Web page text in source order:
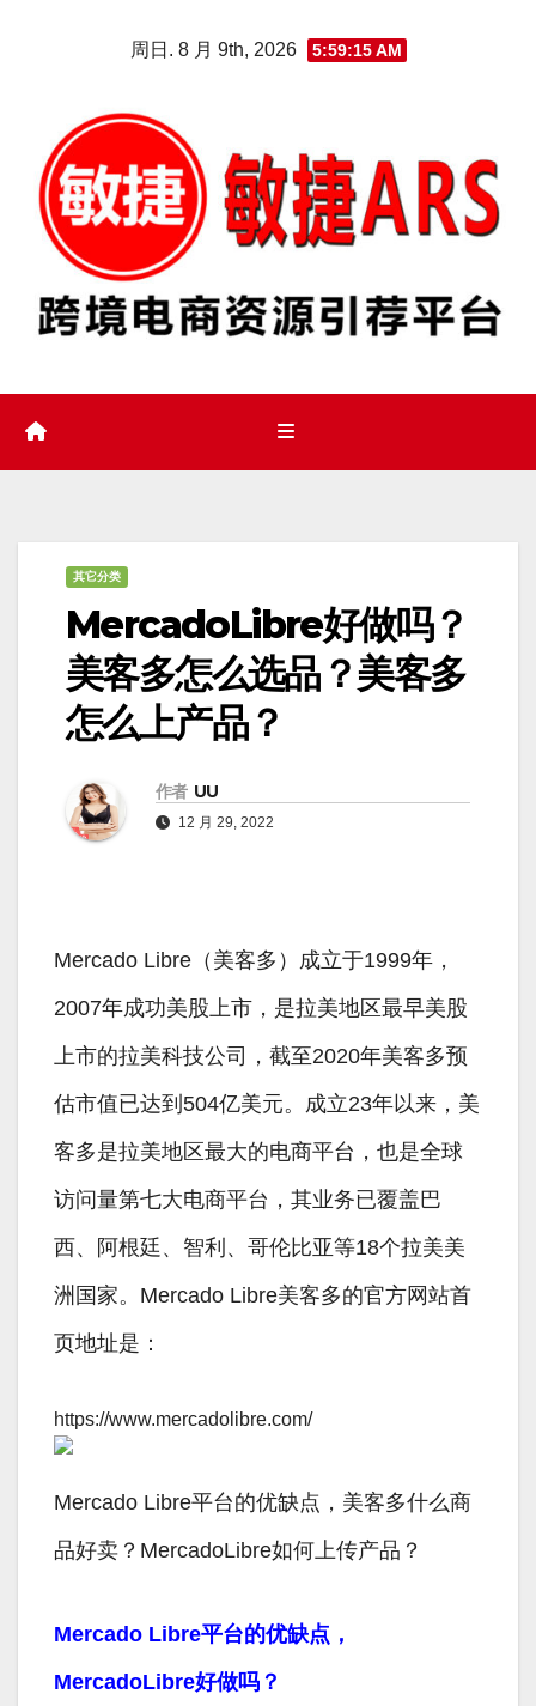
周日. 8 月 9th, 2026 5:59:16 AM
其它分类
MercadoLibre好做吗？
美客多怎么选品？美客多
怎么上产品？
作者 UU
12 月 29, 2022
Mercado Libre（美客多）成立于1999年，
2007年成功美股上市，是拉美地区最早美股
上市的拉美科技公司，截至2020年美客多预
估市值已达到504亿美元。成立23年以来，美
客多是拉美地区最大的电商平台，也是全球
访问量第七大电商平台，其业务已覆盖巴
西、阿根廷、智利、哥伦比亚等18个拉美美
洲国家。Mercado Libre美客多的官方网站首
页地址是：
https://www.mercadolibre.com/
Mercado Libre平台的优缺点，美客多什么商
品好卖？MercadoLibre如何上传产品？
Mercado Libre平台的优缺点，
MercadoLibre好做吗？